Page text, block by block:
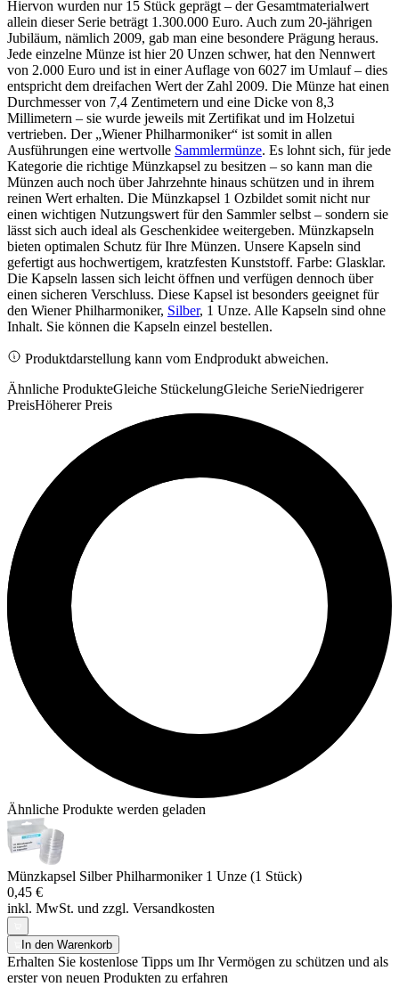
Hiervon wurden nur 15 Stück geprägt – der Gesamtmaterialwert
allein dieser Serie beträgt 1.300.000 Euro. Auch zum 20-jährigen
Jubiläum, nämlich 2009, gab man eine besondere Prägung heraus.
Jede einzelne Münze ist hier 20 Unzen schwer, hat den Nennwert
von 2.000 Euro und ist in einer Auflage von 6027 im Umlauf – dies
entspricht dem dreifachen Wert der Zahl 2009. Die Münze hat einen
Durchmesser von 7,4 Zentimetern und eine Dicke von 8,3
Millimetern – sie wurde jeweils mit Zertifikat und im Holzetui
vertrieben. Der „Wiener Philharmoniker“ ist somit in allen
Ausführungen eine wertvolle Sammlermünze. Es lohnt sich, für jede
Kategorie die richtige Münzkapsel zu besitzen – so kann man die
Münzen auch noch über Jahrzehnte hinaus schützen und in ihrem
reinen Wert erhalten. Die Münzkapsel 1 Ozbildet somit nicht nur
einen wichtigen Nutzungswert für den Sammler selbst – sondern sie
lässt sich auch ideal als Geschenkidee weitergeben. Münzkapseln
bieten optimalen Schutz für Ihre Münzen. Unsere Kapseln sind
gefertigt aus hochwertigem, kratzfesten Kunststoff. Farbe: Glasklar.
Die Kapseln lassen sich leicht öffnen und verfügen dennoch über
einen sicheren Verschluss. Diese Kapsel ist besonders geeignet für
den Wiener Philharmoniker, Silber, 1 Unze. Alle Kapseln sind ohne
Inhalt. Sie können die Kapseln einzel bestellen.
Produktdarstellung kann vom Endprodukt abweichen.
Ähnliche ProdukteGleiche StückelungGleiche SerieNiedrigerer
PreisHöherer Preis
Ähnliche Produkte werden geladen
Münzkapsel Silber Philharmoniker 1 Unze (1 Stück)
0,45 €
inkl. MwSt. und zzgl. Versandkosten
In den Warenkorb
Erhalten Sie kostenlose Tipps um Ihr Vermögen zu schützen und als
erster von neuen Produkten zu erfahren